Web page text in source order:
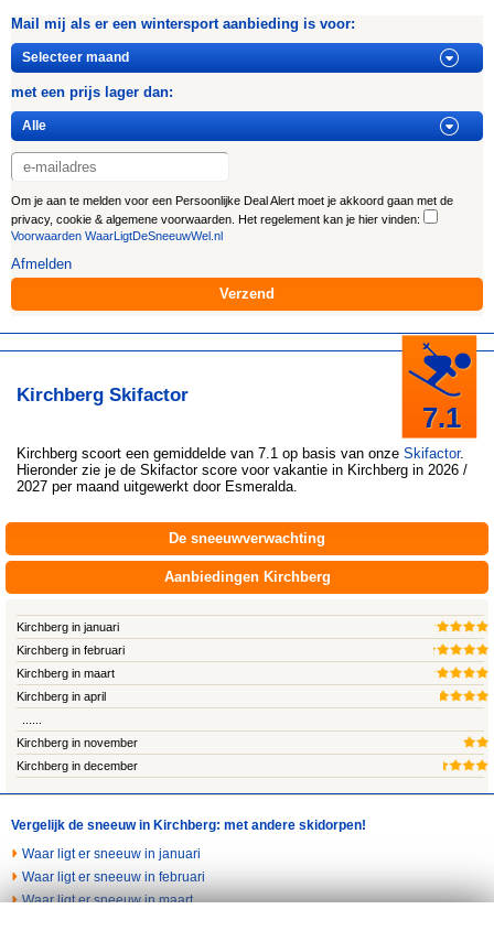
Kirchberg Skifactor
7.1
Kirchberg scoort een gemiddelde van 7.1 op basis van onze Skifactor.
Hieronder zie je de Skifactor score voor vakantie in Kirchberg in 2026 /
2027 per maand uitgewerkt door Esmeralda.
De sneeuwverwachting
Aanbiedingen Kirchberg
Kirchberg in januari
Kirchberg in februari
Kirchberg in maart
Kirchberg in april
Kirchberg in november
Kirchberg in december
Vergelijk de sneeuw in Kirchberg: met andere skidorpen!
Waar ligt er sneeuw in januari
Waar ligt er sneeuw in februari
Waar ligt er sneeuw in maart
Mail mij als er een wintersport aanbieding is voor:
met een prijs lager dan:
Om je aan te melden voor een Persoonlijke Deal Alert moet je akkoord gaan met de
privacy, cookie & algemene voorwaarden. Het regelement kan je hier vinden:
Voorwaarden WaarLigtDeSneeuwWel.nl
Afmelden